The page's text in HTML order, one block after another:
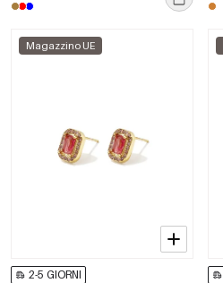
Magazzino UE
2-5 GIORNI